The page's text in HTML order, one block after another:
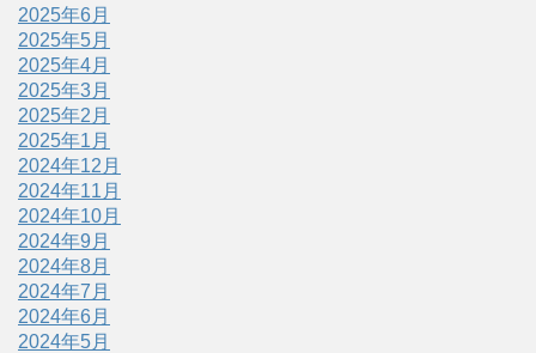
2025年6月
2025年5月
2025年4月
2025年3月
2025年2月
2025年1月
2024年12月
2024年11月
2024年10月
2024年9月
2024年8月
2024年7月
2024年6月
2024年5月